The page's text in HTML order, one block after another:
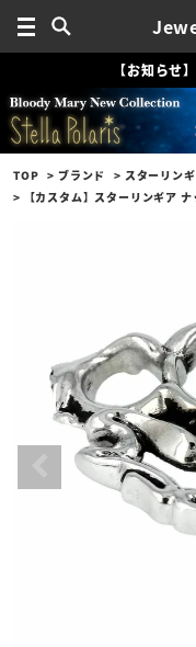
【お知らせ
TOP ブランド
スターリン
【カスタム】スターリンギア ナック